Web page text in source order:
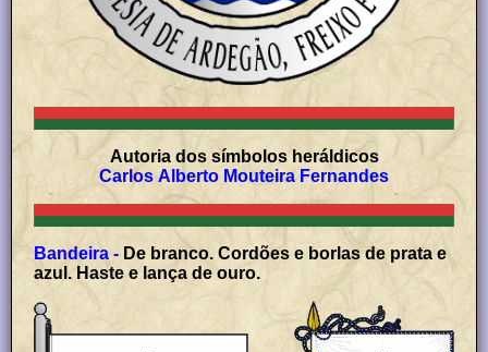
Autoria dos símbolos heráldicos
Carlos Alberto Mouteira Fernandes
Bandeira - De branco. Cordões e borlas de prata e
azul. Haste e lança de ouro.